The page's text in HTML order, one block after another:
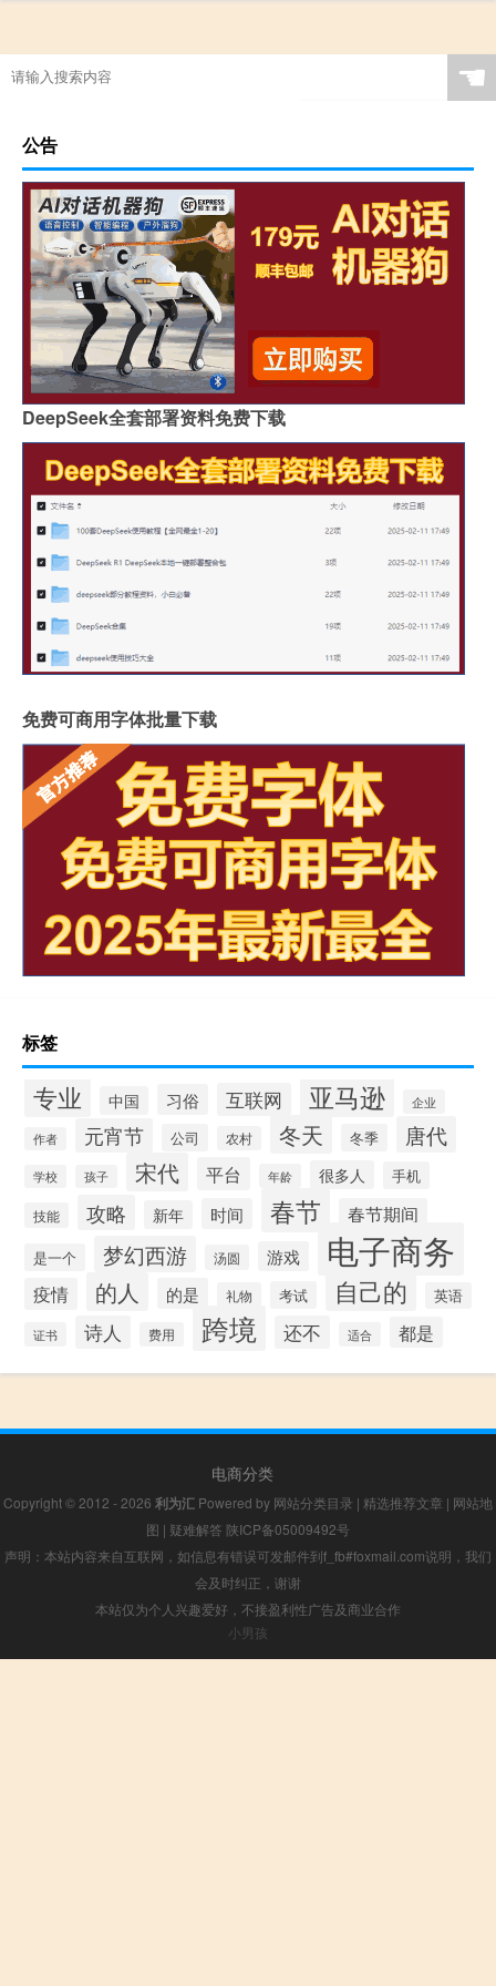
☚
公告
DeepSeek全套部署资料免费下载
免费可商用字体批量下载
标签
专业 中国 习俗 互联网 亚马逊 企业
作者 元宵节 公司 农村 冬天 冬季 唐代
学校 孩子 宋代 平台 年龄 很多人 手机
技能 攻略 新年 时间 春节 春节期间
是一个 梦幻西游 汤圆 游戏 电子商务
疫情 的人 的是 礼物 考试 自己的 英语
证书 诗人 费用 跨境 还不 适合 都是
电商分类
Copyright © 2012 - 2026 利为汇 Powered by 网站分类目录 | 精选推荐文章 | 网站地
图 | 疑难解答 陕ICP备05009492号
声明：本站内容来自互联网，如信息有错误可发邮件到f_fb#foxmail.com说明，我们
会及时纠正，谢谢
本站仅为个人兴趣爱好，不接盈利性广告及商业合作
小男孩